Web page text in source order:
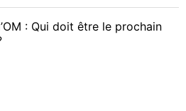
: Qui doit être le prochain